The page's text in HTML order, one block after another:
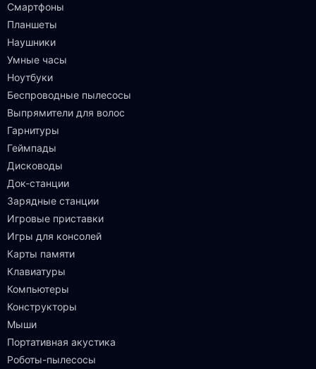
Смартфоны
Планшеты
Наушники
Умные часы
Ноутбуки
Беспроводные пылесосы
Выпрямители для волос
Гарнитуры
Геймпады
Дисководы
Док-станции
Зарядные станции
Игровые приставки
Игры для консолей
Карты памяти
Клавиатуры
Компьютеры
Конструкторы
Мыши
Портативная акустика
Роботы-пылесосы